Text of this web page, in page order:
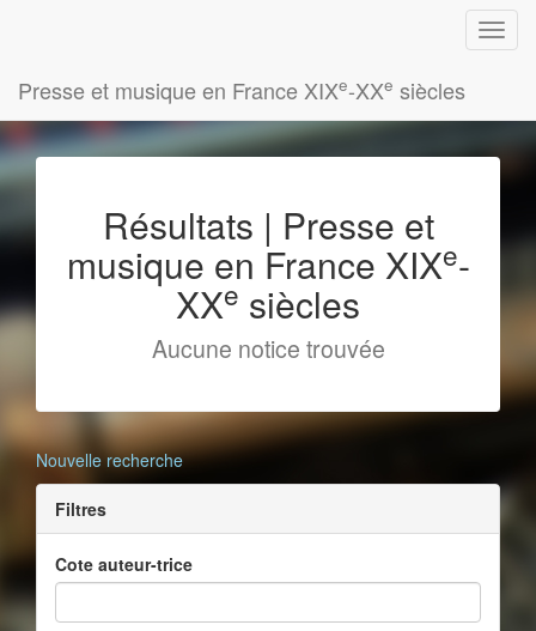
Presse et musique en France XIXe-XXe siècles
Résultats | Presse et
musique en France XIXe-
XXe siècles
Aucune notice trouvée
Nouvelle recherche
Filtres
Cote auteur-trice